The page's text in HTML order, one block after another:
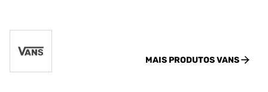
MAIS PRODUTOSVANS